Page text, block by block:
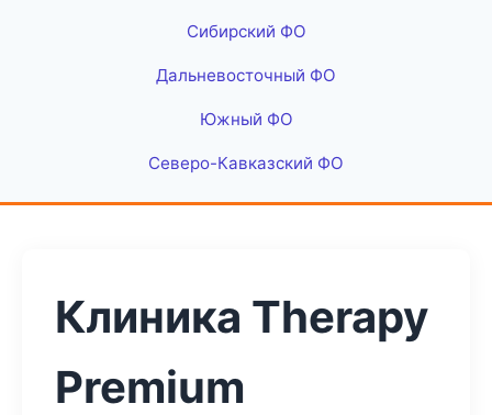
Сибирский ФО
Дальневосточный ФО
Южный ФО
Северо-Кавказский ФО
Клиника Therapy
Premium